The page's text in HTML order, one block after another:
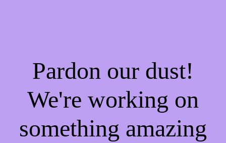
Pardon our dust!
We're working on
something amazing